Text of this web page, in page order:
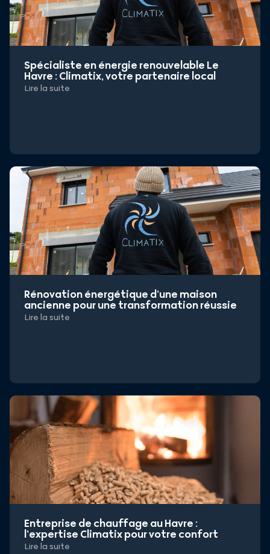
Spécialiste en énergie renouvelable Le
Havre : Climatix, votre partenaire local
Lire la suite
Rénovation énergétique d’une maison
ancienne pour une transformation réussie
Lire la suite
Entreprise de chauffage au Havre :
l’expertise Climatix pour votre confort
Lire la suite